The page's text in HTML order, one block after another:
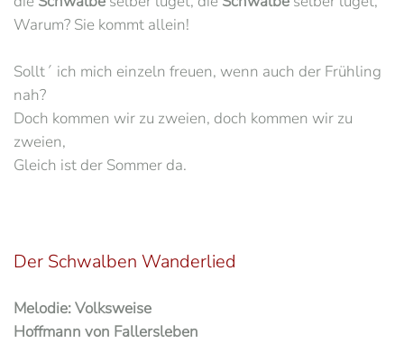
Warum? Sie kommt allein!
Sollt´ ich mich einzeln freuen, wenn auch der Frühling
nah?
Doch kommen wir zu zweien, doch kommen wir zu
zweien,
Gleich ist der Sommer da.
Der Schwalben Wanderlied
Melodie: Volksweise
Hoffmann von Fallersleben